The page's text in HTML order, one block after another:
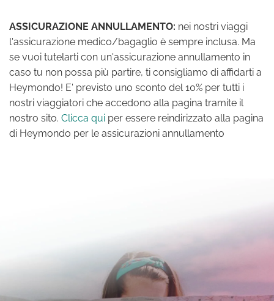
ASSICURAZIONE ANNULLAMENTO: nei nostri viaggi
l'assicurazione medico/bagaglio è sempre inclusa. Ma
se vuoi tutelarti con un'assicurazione annullamento in
caso tu non possa più partire, ti consigliamo di affidarti a
Heymondo! E' previsto uno sconto del 10% per tutti i
nostri viaggiatori che accedono alla pagina tramite il
nostro sito. Clicca qui per essere reindirizzato alla pagina
di Heymondo per le assicurazioni annullamento